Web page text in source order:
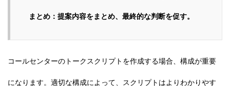
まとめ：提案内容をまとめ、最終的な判断を促す。
コールセンターのトークスクリプトを作成する場合、構成が重要
になります。適切な構成によって、スクリプトはよりわかりやす